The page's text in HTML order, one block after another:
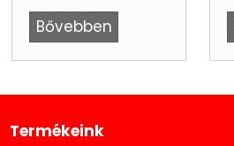
Bővebben
Termékeink